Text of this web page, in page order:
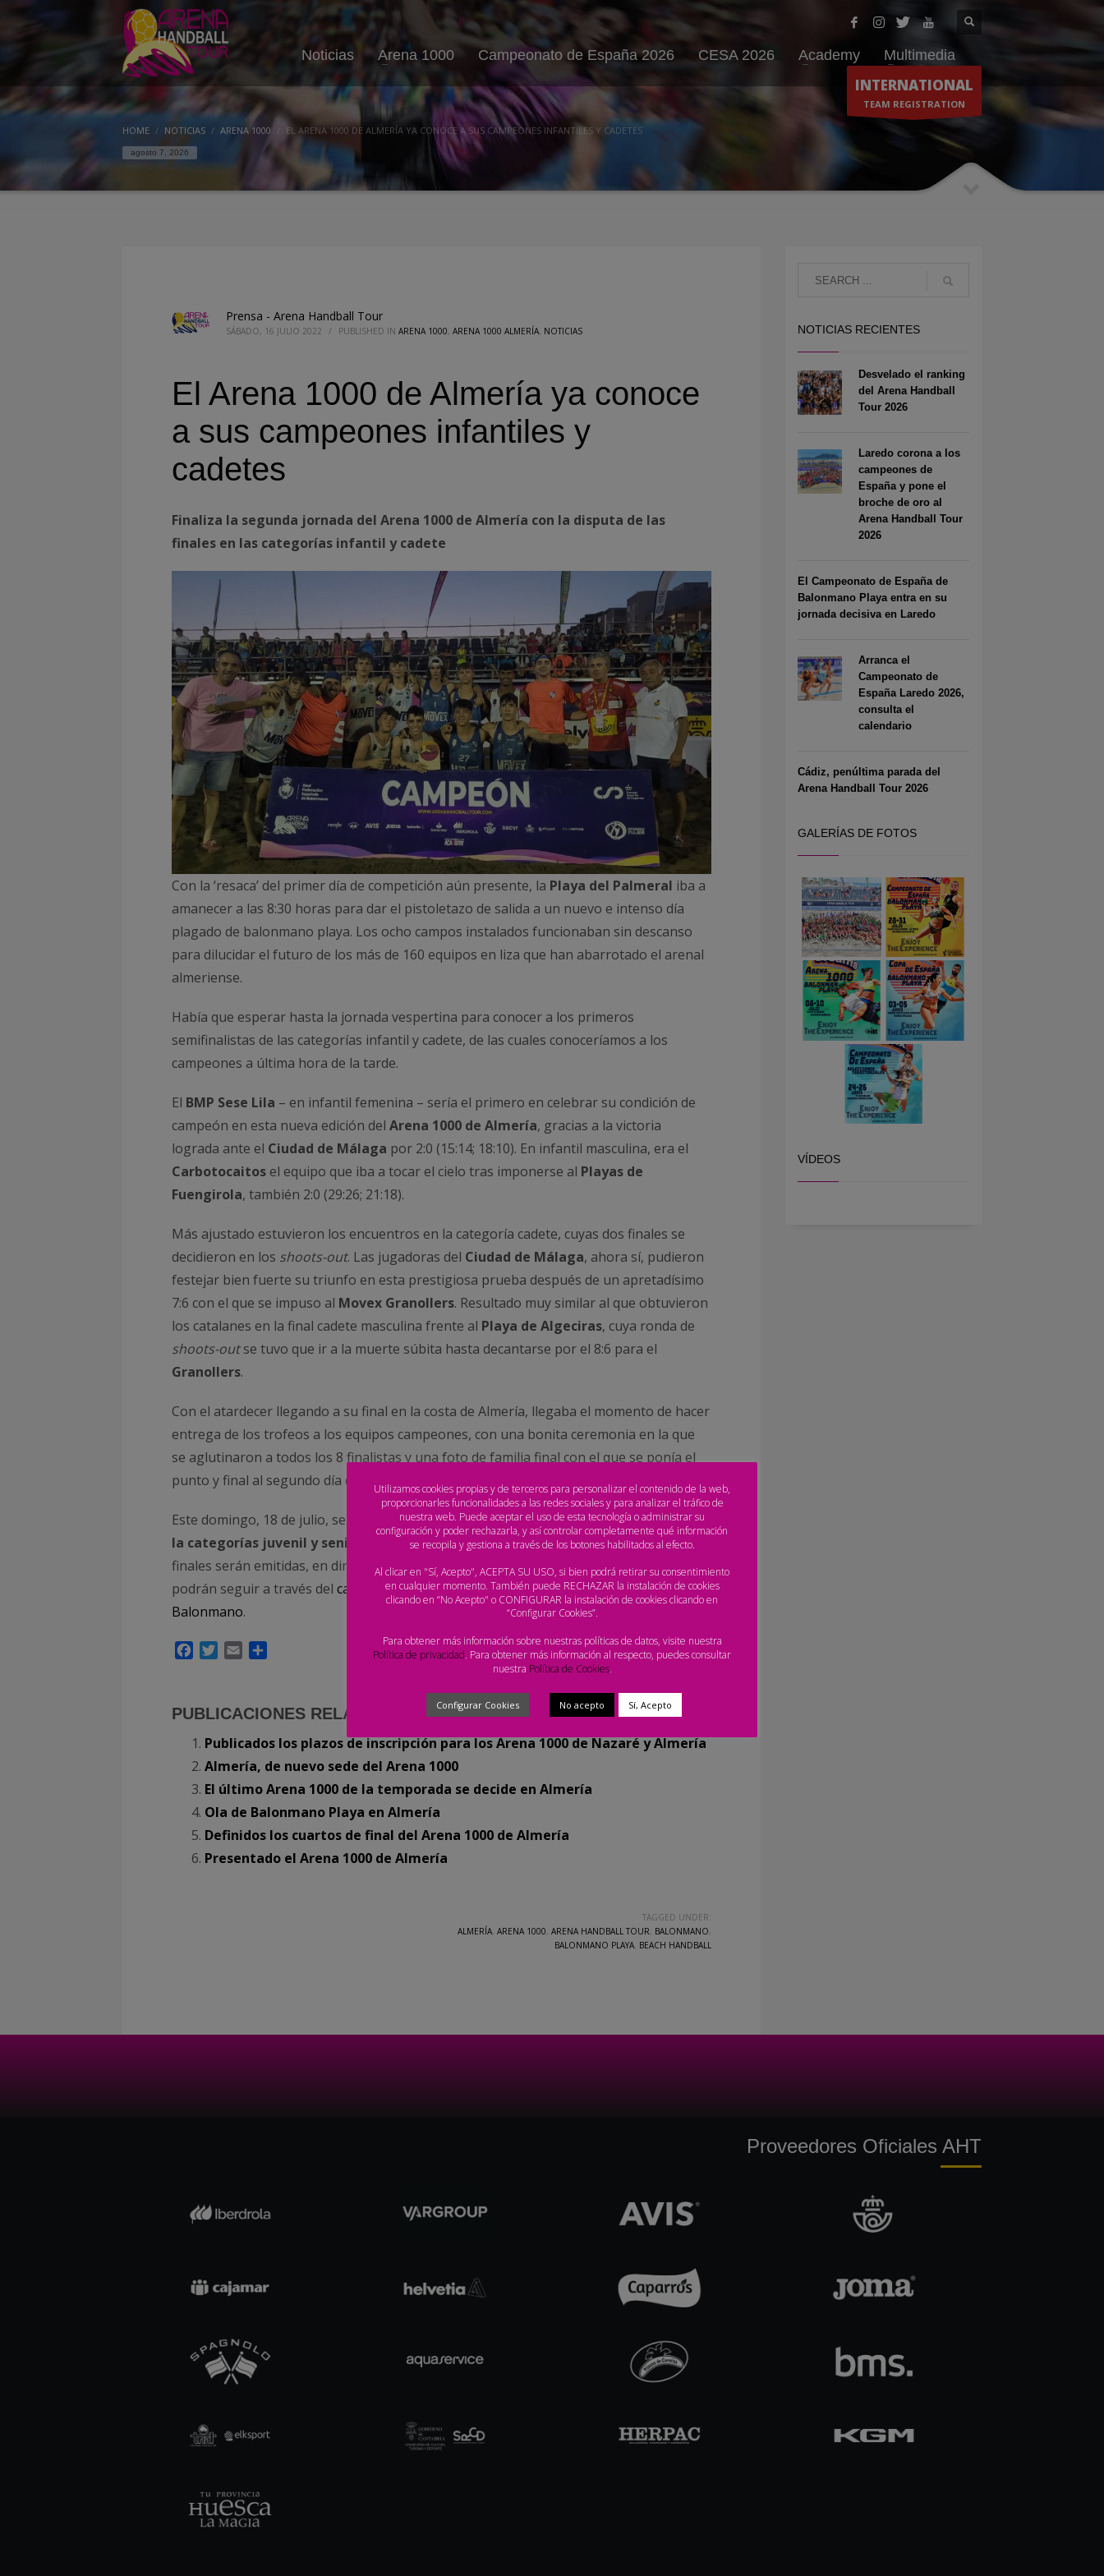
Noticias Arena 1000 Campeonato de España 2026 CESA 2026 Academy Multimedia
INTERNATIONAL
TEAM REGISTRATION
HOME NOTICIAS ARENA 1000 EL ARENA 1000 DE ALMERÍA YA CONOCE A SUS CAMPEONES INFANTILES Y CADETES
agosto 7, 2026
Prensa - Arena Handball Tour
SÁBADO, 16 JULIO 2022 / PUBLISHED INARENA 1000,ARENA 1000 ALMERÍA, NOTICIAS
El Arena 1000 de Almería ya conoce
a sus campeones infantiles y
cadetes
Finaliza la segunda jornada del Arena 1000 de Almería con la disputa de las
finales en las categorías infantil y cadete
Con la ‘resaca’ del primer día de competición aún presente, la Playa del Palmeral iba a
amanecer a las 8:30 horas para dar el pistoletazo de salida a un nuevo e intenso día
plagado de balonmano playa. Los ocho campos instalados funcionaban sin descanso
para dilucidar el futuro de los más de 160 equipos en liza que han abarrotado el arenal
almeriense.
Había que esperar hasta la jornada vespertina para conocer a los primeros
semifinalistas de las categorías infantil y cadete, de las cuales conoceríamos a los
campeones a última hora de la tarde.
El BMP Sese Lila – en infantil femenina – sería el primero en celebrar su condición de
campeón en esta nueva edición delArena 1000 de Almería, gracias a la victoria
lograda ante el Ciudad de Málaga por 2:0 (15:14; 18:10). En infantil masculina, era el
Carbotocaitos el equipo que iba a tocar el cielo tras imponerse al Playas de
Fuengirola, también 2:0 (29:26; 21:18).
Más ajustado estuvieron los encuentros en la categoría cadete, cuyas dos finales se
decidieron en los shoots-out. Las jugadoras del Ciudad de Málaga, ahora sí, pudieron
festejar bien fuerte su triunfo en esta prestigiosa prueba después de un apretadísimo
7:6 con el que se impuso al Movex Granollers. Resultado muy similar al que obtuvieron
los catalanes en la final cadete masculina frente al Playa de Algeciras, cuya ronda de
shoots-outse tuvo que ir a la muerte súbita hasta decantarse por el 8:6 para el
Granollers.
Con el atardecer llegando a su final en la costa de Almería, llegaba el momento de hacer
entrega de los trofeos a los equipos campeones, con una bonita ceremonia en la que
se aglutinaron a todos los 8 finalistas y una foto de familia final con el que se ponía el
punto y final al segundo día de competición.
Este domingo, 18 de julio, se disputaránlos cuartos de final, semifinales y finales de
la categorías juvenil y senior
. Además, en senior femenina y senior masculina, las
finales serán emitidas, en directo, a través deTeledeporte. El resto de encuentros se
podrán seguir a través delcanal de YouTube oficial de la Real Federación Española de
Balonmano.
FacebookTwitter
Email
PUBLICACIONES RELACIONADAS:
Publicados los plazos de inscripción para los Arena 1000 de Nazaré y Almería
Almería, de nuevo sede del Arena 1000
El último Arena 1000 de la temporada se decide en Almería
Ola de Balonmano Playa en Almería
Definidos los cuartos de final del Arena 1000 de Almería
Presentado el Arena 1000 de Almería
TAGGED UNDER:
ALMERÍA, ARENA 1000, ARENA HANDBALL TOUR, BALONMANO,
BALONMANO PLAYA, BEACH HANDBALL
NOTICIAS RECIENTES
Desvelado el ranking
del Arena Handball
Tour 2026
Laredo corona a los
campeones de
España y pone el
broche de oro al
Arena Handball Tour
2026
El Campeonato de España de
Balonmano Playa entra en su
jornada decisiva en Laredo
Arranca el
Campeonato de
España Laredo 2026,
consulta el
calendario
Cádiz, penúltima parada del
Arena Handball Tour 2026
GALERÍAS DE FOTOS
VÍDEOS
Proveedores Oficiales AHT
Utilizamos cookies propias y de terceros para personalizar el contenido de la web,
proporcionarles funcionalidades a las redes sociales y para analizar el tráfico de
nuestra web. Puede aceptar el uso de esta tecnología o administrar su
configuración y poder rechazarla, y así controlar completamente qué información
se recopila y gestiona a través de los botones habilitados al efecto.
Al clicar en "Sí, Acepto", ACEPTA SU USO, si bien podrá retirar su consentimiento
en cualquier momento. También puede RECHAZAR la instalación de cookies
clicando en “No Acepto" o CONFIGURAR la instalación de cookies clicando en
“Configurar Cookies”.
Para obtener más información sobre nuestras políticas de datos, visite nuestra
Política de privacidad. Para obtener más información al respecto, puedes consultar
nuestra Política de Cookies.
Configurar Cookies No acepto Sí, Acepto